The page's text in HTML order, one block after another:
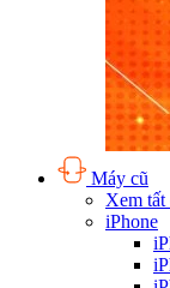
Máy cũ
Xem tất
iPhone